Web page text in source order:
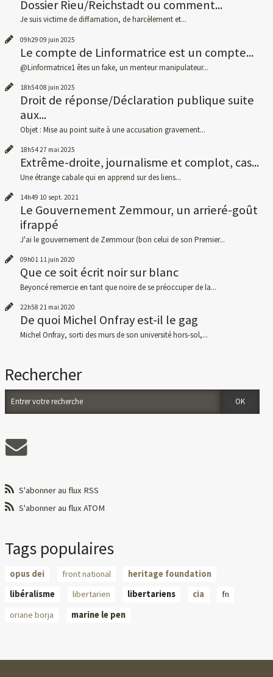
Dossier Rieu/Reichstadt ou comment...
Je suis victime de diffamation, de harcèlement et...
09h29 09 juin 2025
Le compte de Linformatrice est un compte...
@Linformatrice1 êtes un fake, un menteur manipulateur...
18h5408 juin 2025
Droit de réponse/Déclaration publique suite
aux...
Objet : Mise au point suite à une accusation gravement...
18h5427 mai 2025
Extrême-droite, journalisme et complot, cas...
Une étrange cabale qui en apprend sur des liens...
14h49 10 sept. 2021
Le Gouvernement Zemmour, un arrieré-goût
ifrappé
J'ai le gouvernement de Zemmour (bon celui de son Premier...
09h01 11 juin 2020
Que ce soit écrit noir sur blanc
Beyoncé remercie en tant que noire de se préoccuper de la...
22h58 21 mai 2020
De quoi Michel Onfray est-il le gag
Michel Onfray, sorti des murs de son université hors-sol,...
Rechercher
S'abonner au flux RSS
S'abonner au flux ATOM
Tags populaires
opus dei front national
heritage foundation
libéralisme
libertarien libertariens cia
fn
oriane borja
marine le pen